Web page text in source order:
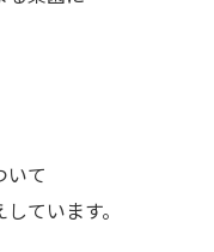
いて
ています。